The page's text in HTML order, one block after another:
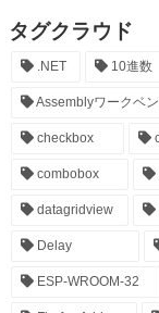
タグクラウド
.NET 10進数
Assemblyワークベ
checkbox
combobox
datagridview
Delay
ESP-WROOM-32